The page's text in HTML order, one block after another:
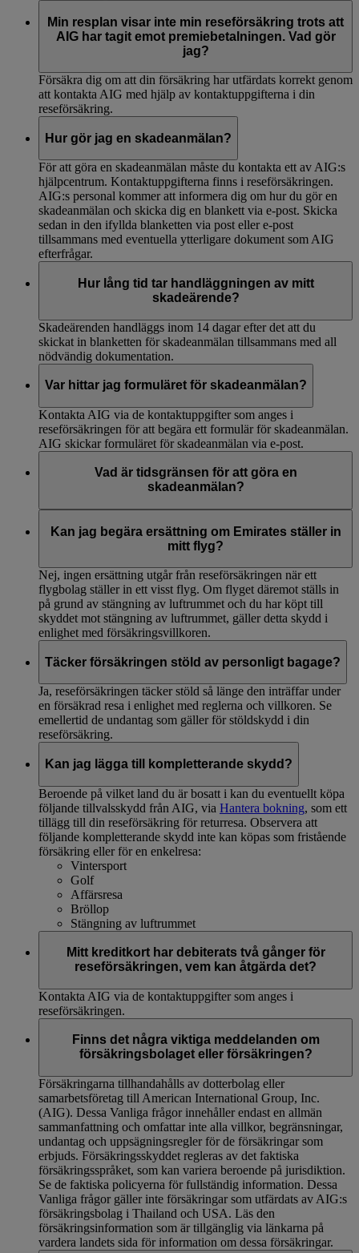
Min resplan visar inte min reseförsäkring trots att
AIG har tagit emot premiebetalningen. Vad gör
jag?
Försäkra dig om att din försäkring har utfärdats korrekt genom
att kontakta AIG med hjälp av kontaktuppgifterna i din
reseförsäkring.
Hur gör jag en skadeanmälan?
För att göra en skadeanmälan måste du kontakta ett av AIG:s
hjälpcentrum. Kontaktuppgifterna finns i reseförsäkringen.
AIG:s personal kommer att informera dig om hur du gör en
skadeanmälan och skicka dig en blankett via e-post. Skicka
sedan in den ifyllda blanketten via post eller e-post
tillsammans med eventuella ytterligare dokument som AIG
efterfrågar.
Hur lång tid tar handläggningen av mitt
skadeärende?
Skadeärenden handläggs inom 14 dagar efter det att du
skickat in blanketten för skadeanmälan tillsammans med all
nödvändig dokumentation.
Var hittar jag formuläret för skadeanmälan?
Kontakta AIG via de kontaktuppgifter som anges i
reseförsäkringen för att begära ett formulär för skadeanmälan.
AIG skickar formuläret för skadeanmälan via e-post.
Vad är tidsgränsen för att göra en
skadeanmälan?
snart som möjligt. Se din reseförsäkring för mer information
Kan jag begära ersättning om Emirates ställer in
mitt flyg?
Nej, ingen ersättning utgår från reseförsäkringen när ett
flygbolag ställer in ett visst flyg. Om flyget däremot ställs in
på grund av stängning av luftrummet och du har köpt till
skyddet mot stängning av luftrummet, gäller detta skydd i
enlighet med försäkringsvillkoren.
Täcker försäkringen stöld av personligt bagage?
Ja, reseförsäkringen täcker stöld så länge den inträffar under
en försäkrad resa i enlighet med reglerna och villkoren. Se
emellertid de undantag som gäller för stöldskydd i din
reseförsäkring.
Kan jag lägga till kompletterande skydd?
Beroende på vilket land du är bosatt i kan du eventuellt köpa
följande tillvalsskydd från AIG, via Hantera bokning, som ett
tillägg till din reseförsäkring för returresa. Observera att
följande kompletterande skydd inte kan köpas som fristående
försäkring eller för en enkelresa:
Vintersport
Golf
Affärsresa
Bröllop
Stängning av luftrummet
Mitt kreditkort har debiterats två gånger för
reseförsäkringen, vem kan åtgärda det?
Kontakta AIG via de kontaktuppgifter som anges i
reseförsäkringen.
Finns det några viktiga meddelanden om
försäkringsbolaget eller försäkringen?
Försäkringarna tillhandahålls av dotterbolag eller
samarbetsföretag till American International Group, Inc.
(AIG). Dessa Vanliga frågor innehåller endast en allmän
sammanfattning och omfattar inte alla villkor, begränsningar,
undantag och uppsägningsregler för de försäkringar som
erbjuds. Försäkringsskyddet regleras av det faktiska
försäkringsspråket, som kan variera beroende på jurisdiktion.
Se de faktiska policyerna för fullständig information. Dessa
Vanliga frågor gäller inte försäkringar som utfärdats av AIG:s
försäkringsbolag i Thailand och USA. Läs den
försäkringsinformation som är tillgänglig via länkarna på
vardera landets sida för information om dessa försäkringar.